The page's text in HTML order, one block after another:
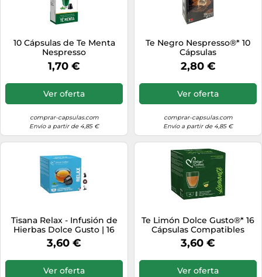
10 Cápsulas de Te Menta
Nespresso
1,70 €
Ver oferta
comprar-capsulas.com
Envío a partir de 4,85 €
Te Negro Nespresso®* 10
Cápsulas
2,80 €
Ver oferta
comprar-capsulas.com
Envío a partir de 4,85 €
Tisana Relax - Infusión de
Hierbas Dolce Gusto | 16
Cápsulas
3,60 €
Ver oferta
Te Limón Dolce Gusto®* 16
Cápsulas Compatibles
3,60 €
Ver oferta